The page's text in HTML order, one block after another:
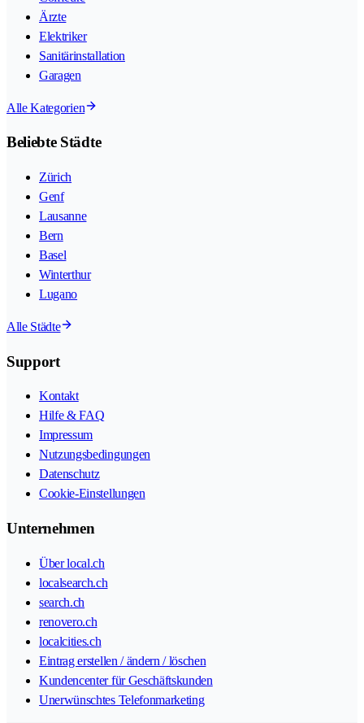
Ärzte
Elektriker
Sanitärinstallation
Garagen
Alle Kategorien
Beliebte Städte
Zürich
Genf
Lausanne
Bern
Basel
Winterthur
Lugano
Alle Städte
Support
Kontakt
Hilfe & FAQ
Impressum
Nutzungsbedingungen
Datenschutz
Cookie-Einstellungen
Unternehmen
Über local.ch
localsearch.ch
search.ch
renovero.ch
localcities.ch
Eintrag erstellen / ändern / löschen
Kundencenter für Geschäftskunden
Unerwünschtes Telefonmarketing